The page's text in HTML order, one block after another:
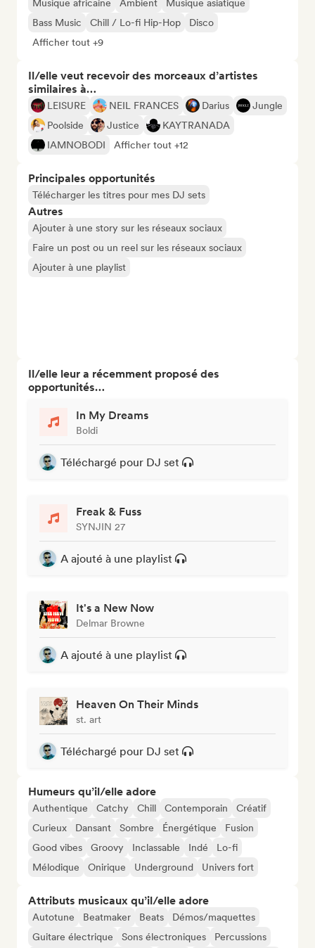
Musique africaine Ambient
Musique asiatique
Bass Music
Chill / Lo-fi Hip-Hop
Disco
Afficher tout +9
Il/elle veut recevoir des morceaux d’artistes
similaires à…
LEISURE NEIL FRANCES Darius
Jungle
Poolside
Justice
KAYTRANADA
IAMNOBODI
Afficher tout +12
Principales opportunités
Télécharger les titres pour mes DJ sets
Autres
Ajouter à une story sur les réseaux sociaux
Faire un post ou un reel sur les réseaux sociaux
Ajouter à une playlist
Il/elle leur a récemment proposé des
opportunités…
In My Dreams
Boldi
Téléchargé pour DJ set
Freak & Fuss
SYNJIN 27
A ajouté à une playlist
It's a New Now
Delmar Browne
A ajouté à une playlist
Heaven On Their Minds
st. art
Téléchargé pour DJ set
Humeurs qu’il/elle adore
Authentique Catchy Chill Contemporain
Créatif
Curieux
Dansant Sombre Énergétique
Fusion
Good vibes
Groovy Inclassable Indé
Lo-fi
Mélodique
Onirique Underground Univers fort
Attributs musicaux qu’il/elle adore
Autotune Beatmaker Beats
Démos/maquettes
Guitare électrique
Sons électroniques Percussions